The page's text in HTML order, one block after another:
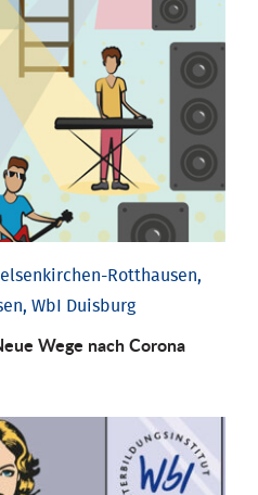
Rotthausen,
WbI Duisburg
Wege nach Corona